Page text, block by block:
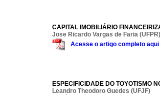
CAPITAL IMOBILIÁRIO
Jose Ricardo Vargas de Faria (UFPR)
Acesse o artigo completo aqui
ESPECIFICIDADE DO TOYOTISMO
Leandro Theodoro Guedes (UFJF)